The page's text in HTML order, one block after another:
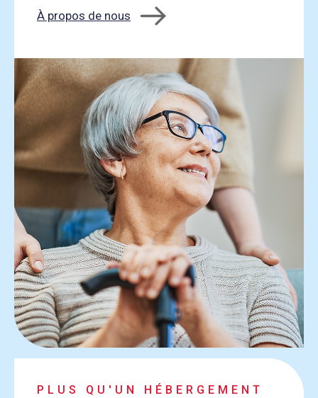
À propos de nous
PLUS QU'UN HÉBERGEMENT